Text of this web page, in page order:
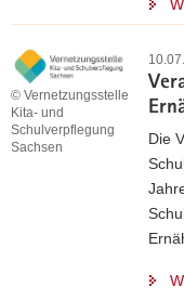
© Vernetzungsstelle
Kita- und
Schulverpflegung
Sachsen
Die